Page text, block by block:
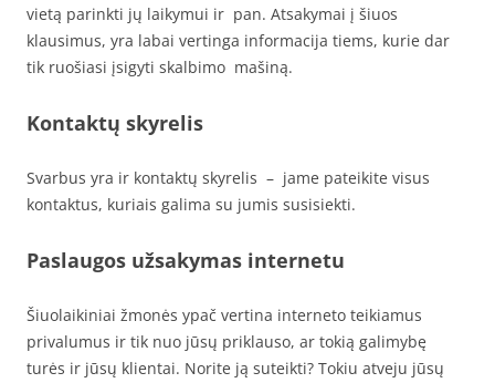
vietą parinkti jų laikymui ir pan. Atsakymai į šiuos
klausimus, yra labai vertinga informacija tiems, kurie dar
tik ruošiasi įsigyti skalbimo mašiną.
Kontaktų skyrelis
Svarbus yra ir kontaktų skyrelis – jame pateikite visus
kontaktus, kuriais galima su jumis susisiekti.
Paslaugos užsakymas internetu
Šiuolaikiniai žmonės ypač vertina interneto teikiamus
privalumus ir tik nuo jūsų priklauso, ar tokią galimybę
turės ir jūsų klientai. Norite ją suteikti? Tokiu atveju jūsų